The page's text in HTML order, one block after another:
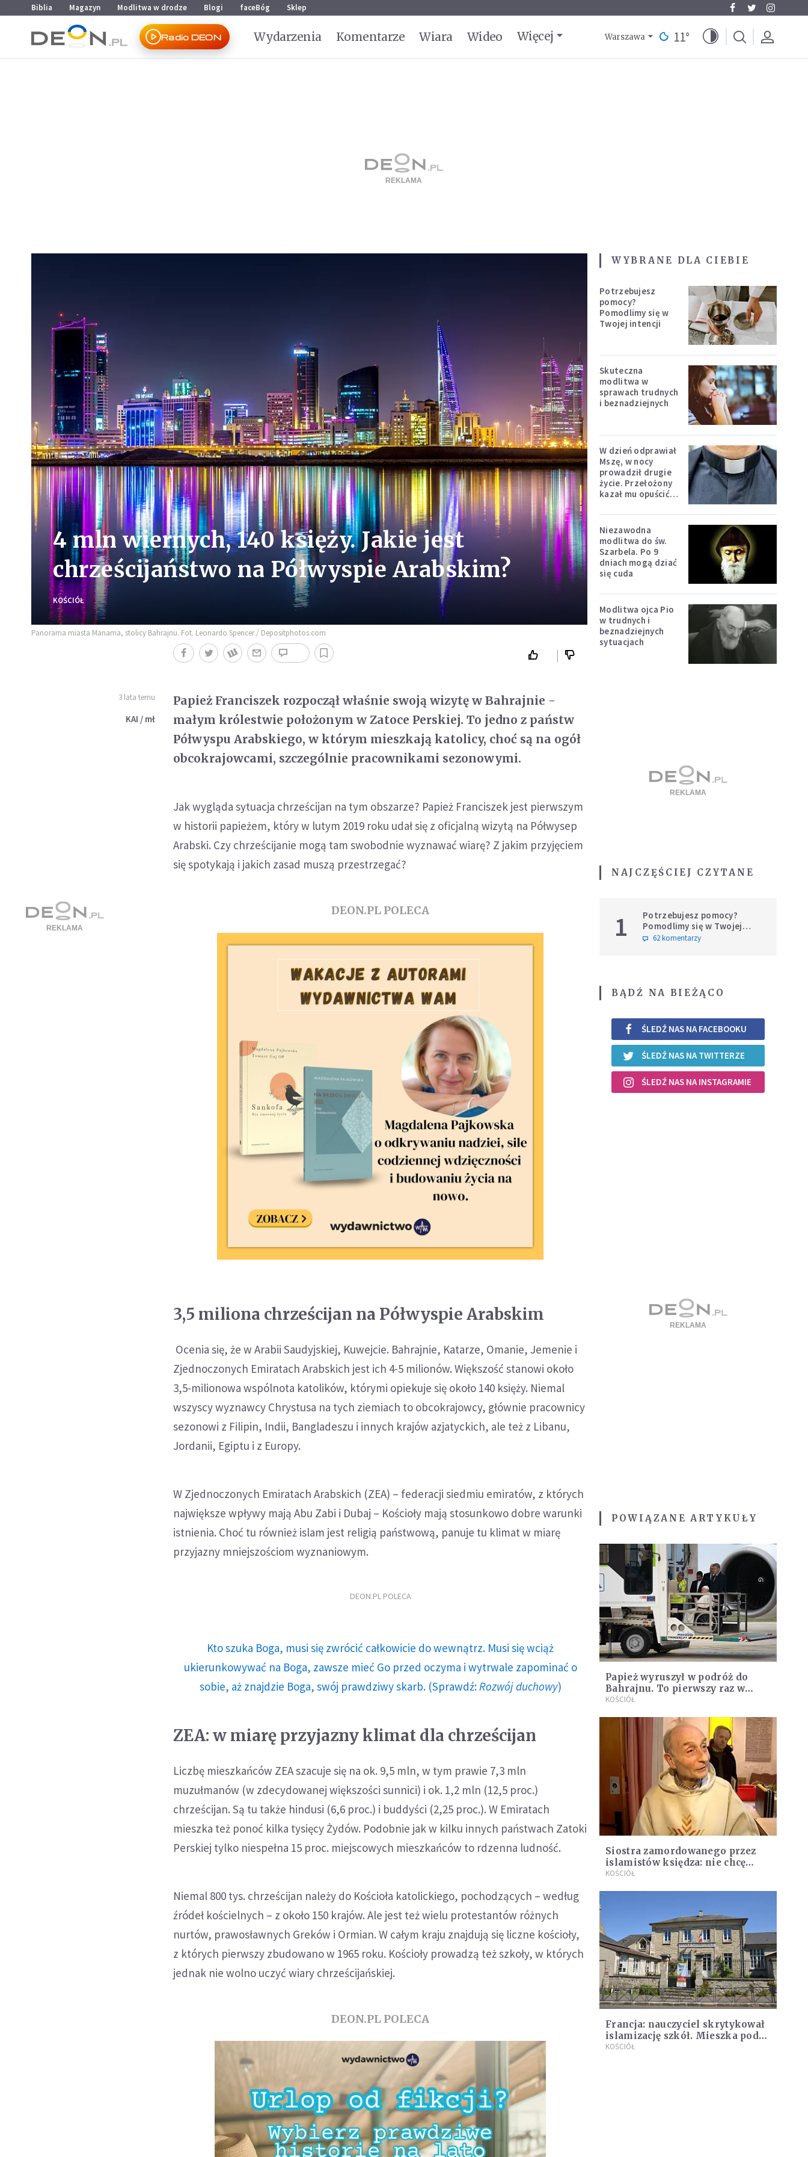
Przejdź do menu głównego
Przejdź do treści
Biblia Magazyn Modlitwa w drodze Blogi faceBóg Sklep
Radio DEON Wydarzenia Komentarze Wiara Wideo Więcej Warszawa 11°
4 mln wiernych, 140 księży. Jakie jest
chrześcijaństwo na Półwyspie Arabskim?
KOŚCIÓŁ
Panorama miasta Manama, stolicy Bahrajnu. Fot. Leonardo Spencer / Depositphotos.com
3 lata temu
KAI / mł
Papież Franciszek rozpoczął właśnie swoją wizytę w Bahrajnie -
małym królestwie położonym w Zatoce Perskiej. To jedno z państw
Półwyspu Arabskiego, w którym mieszkają katolicy, choć są na ogół
obcokrajowcami, szczególnie pracownikami sezonowymi.
Jak wygląda sytuacja chrześcijan na tym obszarze? Papież Franciszek jest pierwszym
w historii papieżem, który w lutym 2019 roku udał się z oficjalną wizytą na Półwysep
Arabski. Czy chrześcijanie mogą tam swobodnie wyznawać wiarę? Z jakim przyjęciem
się spotykają i jakich zasad muszą przestrzegać?
DEON.PL POLECA
3,5 miliona chrześcijan na Półwyspie Arabskim
Ocenia się, że w Arabii Saudyjskiej, Kuwejcie. Bahrajnie, Katarze, Omanie, Jemenie i
Zjednoczonych Emiratach Arabskich jest ich 4-5 milionów. Większość stanowi około
3,5-milionowa wspólnota katolików, którymi opiekuje się około 140 księży. Niemal
wszyscy wyznawcy Chrystusa na tych ziemiach to obcokrajowcy, głównie pracownicy
sezonowi z Filipin, Indii, Bangladeszu i innych krajów azjatyckich, ale też z Libanu,
Jordanii, Egiptu i z Europy.
W Zjednoczonych Emiratach Arabskich (ZEA) – federacji siedmiu emiratów, z których
największe wpływy mają Abu Zabi i Dubaj – Kościoły mają stosunkowo dobre warunki
istnienia. Choć tu również islam jest religią państwową, panuje tu klimat w miarę
przyjazny mniejszościom wyznaniowym.
DEON.PL POLECA
Kto szuka Boga, musi się zwrócić całkowicie do wewnątrz. Musi się wciąż
ukierunkowywać na Boga, zawsze mieć Go przed oczyma i wytrwale zapominać o
sobie, aż znajdzie Boga, swój prawdziwy skarb. (Sprawdź: Rozwój duchowy)
ZEA: w miarę przyjazny klimat dla chrześcijan
Liczbę mieszkańców ZEA szacuje się na ok. 9,5 mln, w tym prawie 7,3 mln
muzułmanów (w zdecydowanej większości sunnici) i ok. 1,2 mln (12,5 proc.)
chrześcijan. Są tu także hindusi (6,6 proc.) i buddyści (2,25 proc.). W Emiratach
mieszka też ponoć kilka tysięcy Żydów. Podobnie jak w kilku innych państwach Zatoki
Perskiej tylko niespełna 15 proc. miejscowych mieszkańców to rdzenna ludność.
Niemal 800 tys. chrześcijan należy do Kościoła katolickiego, pochodzących – według
źródeł kościelnych – z około 150 krajów. Ale jest też wielu protestantów różnych
nurtów, prawosławnych Greków i Ormian. W całym kraju znajdują się liczne kościoły,
z których pierwszy zbudowano w 1965 roku. Kościoły prowadzą też szkoły, w których
jednak nie wolno uczyć wiary chrześcijańskiej.
DEON.PL POLECA
WYBRANE DLA CIEBIE
Potrzebujesz
pomocy?
Pomodlimy się w
Twojej intencji
Skuteczna
modlitwa w
sprawach trudnych
i beznadziejnych
W dzień odprawiał
Mszę, w nocy
prowadził drugie
życie. Przełożony
kazał mu opuścić
Niezawodna
modlitwa do św.
Szarbela. Po 9
dniach mogą dziać
się cuda
Modlitwa ojca Pio
w trudnych i
beznadziejnych
sytuacjach
NAJCZĘŚCIEJ CZYTANE
1
Potrzebujesz pomocy?
Pomodlimy się w Twojej
intencji
62 komentarzy
BĄDŹ NA BIEŻĄCO
ŚLEDŹ NAS NA FACEBOOKU
ŚLEDŹ NAS NA TWITTERZE
ŚLEDŹ NAS NA INSTAGRAMIE
POWIĄZANE ARTYKUŁY
Papież wyruszył w podróż do
Bahrajnu. To pierwszy raz w
historii Kościoła
KOŚCIÓŁ
Siostra zamordowanego przez
islamistów księdza: nie chcę
zemsty, pragnę sprawiedliwości
KOŚCIÓŁ
Francja: nauczyciel skrytykował
islamizację szkół. Mieszka pod
eskortą policji
KOŚCIÓŁ